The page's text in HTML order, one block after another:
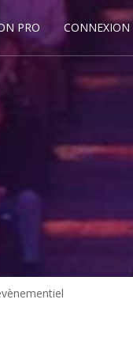
PRO CONNEXION